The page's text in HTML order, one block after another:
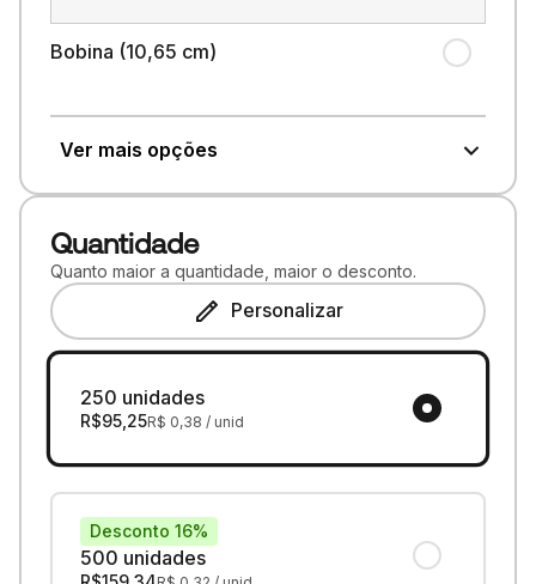
Bobina (10,65 cm)
Ver mais opções
Quantidade
Quanto maior a quantidade, maior o desconto.
Personalizar
250 unidades
R$95,25R$ 0,38 / unid
500 unidades
Desconto 16%